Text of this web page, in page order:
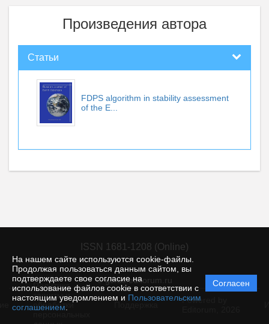
На нашем сайте используются cookie-файлы.
Продолжая пользоваться данным сайтом, вы
подтверждаете свое согласие на
использование файлов cookie в соответствии с
настоящим уведомлением и Пользовательским
соглашением
Согласен
Произведения автора
Статьи
FDPS algorithm in stability assessment
of the E...
ISSN 1681-1208 (Online)
© gcras.editorum.ru
Политика
защиты и
обработки
Powered by